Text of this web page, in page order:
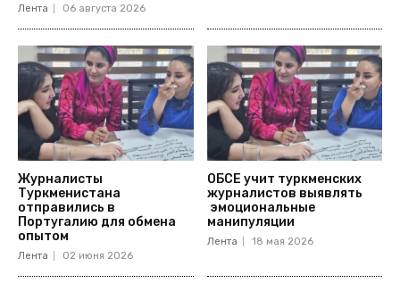
Лента 06 августа 2026
Журналисты
Туркменистана
отправились в
Португалию для обмена
опытом
Лента 02 июня 2026
ОБСЕ учит туркменских
журналистов выявлять
эмоциональные
манипуляции
Лента 18 мая 2026